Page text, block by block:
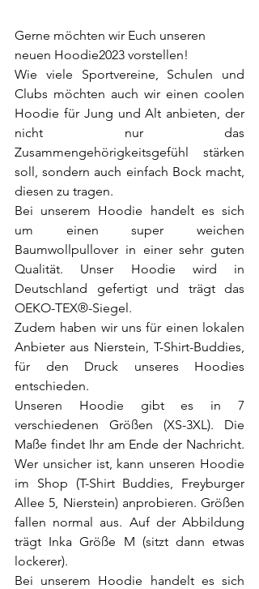
Gerne möchten wir Euch unseren
neuen Hoodie2023 vorstellen!
Wie viele Sportvereine, Schulen und
Clubs möchten auch wir einen coolen
Hoodie für Jung und Alt anbieten, der
nicht nur das
Zusammengehörigkeitsgefühl stärken
soll, sondern auch einfach Bock macht,
diesen zu tragen.
Bei unserem Hoodie handelt es sich
um einen super weichen
Baumwollpullover in einer sehr guten
Qualität. Unser Hoodie wird in
Deutschland gefertigt und trägt das
OEKO-TEX®-Siegel.
Zudem haben wir uns für einen lokalen
Anbieter aus Nierstein, T-Shirt-Buddies,
für den Druck unseres Hoodies
entschieden.
Unseren Hoodie gibt es in 7
verschiedenen Größen (XS-3XL). Die
Maße findet Ihr am Ende der Nachricht.
Wer unsicher ist, kann unseren Hoodie
im Shop (T-Shirt Buddies, Freyburger
Allee 5, Nierstein) anprobieren. Größen
fallen normal aus. Auf der Abbildung
trägt Inka Größe M (sitzt dann etwas
lockerer).
Bei unserem Hoodie handelt es sich